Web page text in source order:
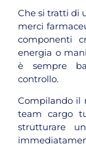
Che si tratti di
merci
componenti
energia o
è sempre
controllo.
Compilando il
team cargo
strutturare